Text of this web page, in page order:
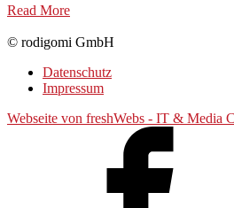
Read More
© rodigomi GmbH
Datenschutz
Impressum
Webseite von freshWebs - IT & Media